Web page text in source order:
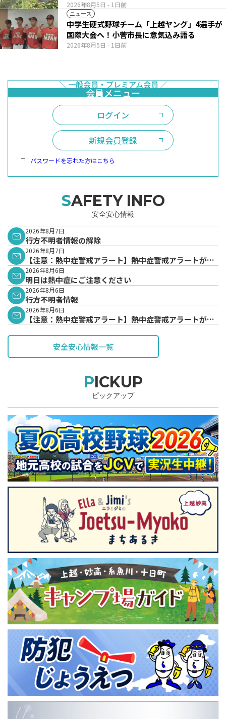
2026年8月5日 - 1日前
ニュース
2026年8月5日 - 1日前
中学生硬式野球チーム「上越ヤング」4選手が
国際大会へ！小菅市長に意気込み語る
ログイン
新規会員登録
パスワードを忘れた方はこちら
SAFETY INFO
安全安心情報
2026年8月7日
行方不明者情報の解除
2026年8月7日
【注意：熱中症警戒アラート】熱中症警戒アラートが発
表されています。
2026年8月6日
明日は熱中症にご注意ください
2026年8月6日
行方不明者情報
2026年8月6日
【注意：熱中症警戒アラート】熱中症警戒アラートが発
安全安心情報一覧
PICKUP
ピックアップ